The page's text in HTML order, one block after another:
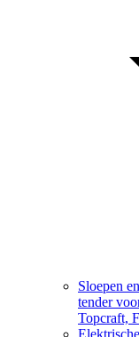
Sloepen
tender
Topcraft,